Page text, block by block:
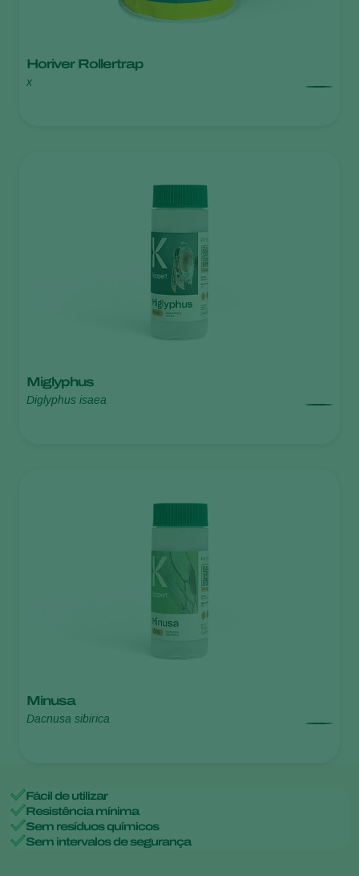
Horiver Rollertrap
x
Miglyphus
Diglyphus isaea
Minusa
Dacnusa sibirica
Fácil de utilizar
Resistência mínima
Sem resíduos químicos
Sem intervalos de segurança